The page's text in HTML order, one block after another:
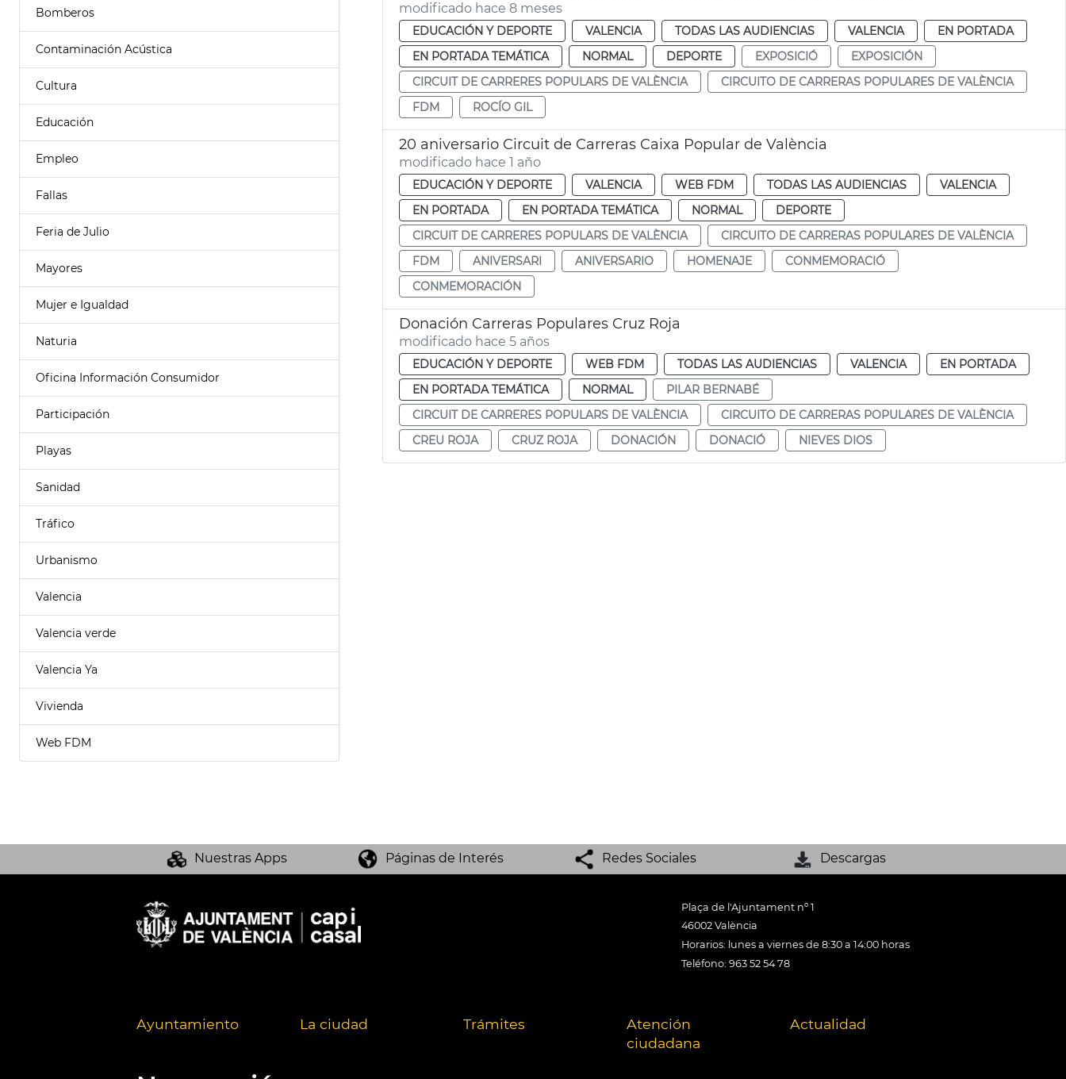
Bomberos
Contaminación Acústica
Cultura
Educación
Empleo
Fallas
Feria de Julio
Mayores
Mujer e Igualdad
Naturia
Oficina Información Consumidor
Participación
Playas
Sanidad
Tráfico
Urbanismo
Valencia
Valencia verde
Valencia Ya
Vivienda
Web FDM
modificado hace 8 meses
EDUCACIÓN Y DEPORTE VALENCIA TODAS LAS AUDIENCIAS VALENCIA
EN PORTADA
EN PORTADA TEMÁTICA
NORMAL DEPORTE EXPOSICIÓ
EXPOSICIÓN
CIRCUIT DE CARRERES POPULARS DE VALÈNCIA
CIRCUITO DE CARRERAS POPULARES DE VALÈNCIA
FDM
ROCÍO GIL
20 aniversario Circuit de Carreras Caixa Popular de València
modificado hace 1 año
EDUCACIÓN Y DEPORTE VALENCIA WEB FDM TODAS LAS AUDIENCIAS
VALENCIA
EN PORTADA
EN PORTADA TEMÁTICA NORMAL
DEPORTE
CIRCUIT DE CARRERES POPULARS DE VALÈNCIA
CIRCUITO DE CARRERAS POPULARES DE VALÈNCIA
FDM
ANIVERSARI ANIVERSARIO HOMENAJE
CONMEMORACIÓ
CONMEMORACIÓN
Donación Carreras Populares Cruz Roja
modificado hace 5 años
EDUCACIÓN Y DEPORTE WEB FDM TODAS LAS AUDIENCIAS VALENCIA
EN PORTADA
EN PORTADA TEMÁTICA
NORMAL
PILAR BERNABÉ
CIRCUIT DE CARRERES POPULARS DE VALÈNCIA
CIRCUITO DE CARRERAS POPULARES DE VALÈNCIA
CREU ROJA
CRUZ ROJA DONACIÓN DONACIÓ NIEVES DIOS
Nuestras Apps Páginas de Interés Redes Sociales Descargas
Plaça de l'Ajuntament nº 1
46002 València
Horarios: lunes a viernes de 8:30 a 14:00 horas
Teléfono: 963 52 54 78
Ayuntamiento La ciudad Trámites
Atención
ciudadana
Actualidad